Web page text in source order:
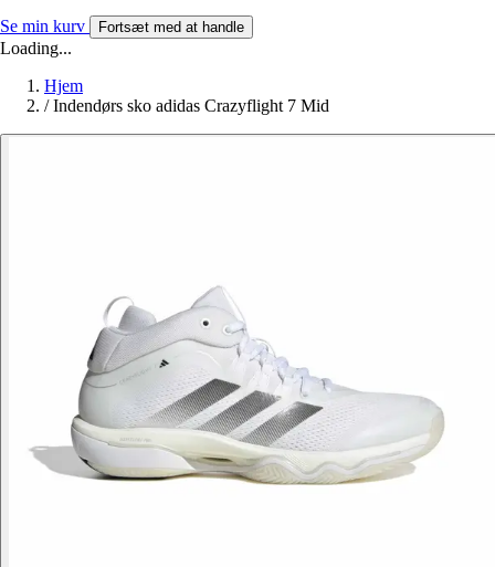
Se min kurv Fortsæt med at handle
Loading...
Hjem
/ Indendørs sko adidas Crazyflight 7 Mid